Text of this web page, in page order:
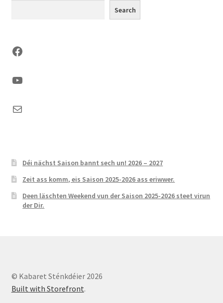
Search
Facebook
YouTube
Mail
Déi nächst Saison bannt sech un! 2026 – 2027
Zeit ass komm, eis Saison 2025-2026 ass eriwwer.
Deen läschten Weekend vun der Saison 2025-2026 steet virun
der Dir.
© Kabaret Sténkdéier 2026
Built with Storefront.